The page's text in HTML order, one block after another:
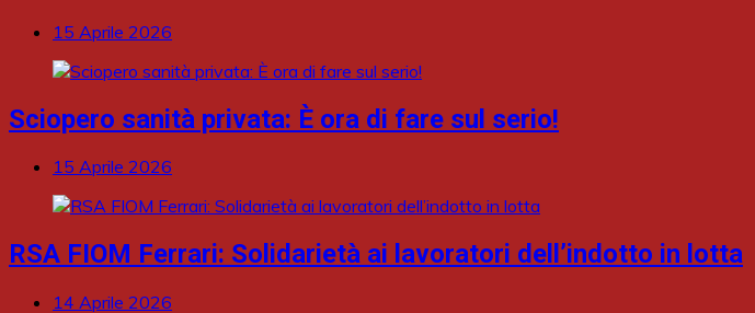
15 Aprile 2026
Sciopero sanità privata: È ora di fare sul serio!
15 Aprile 2026
RSA FIOM Ferrari: Solidarietà ai lavoratori dell’indotto in lotta
14 Aprile 2026